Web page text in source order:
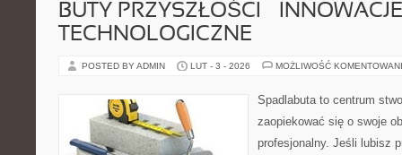
BUTY PRZYSZŁOŚCI – INNOWACJE
TECHNOLOGICZNE
POSTED BY ADMIN LUT - 3 - 2026 MOŻLIWOŚĆ
Spadlabuta to centrum
zaopiekować się o swoje
profesjonalny. Jeśli lubisz